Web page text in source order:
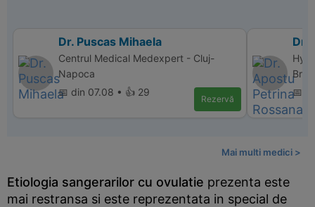
Dr. Puscas Mihaela
Centrul Medical Medexpert - Cluj-
Napoca
📅 din 07.08 • 👍 29
Rezervă
Dr.
📅
Mai multi medici >
Etiologia sangerarilor cu ovulatie prezenta este
mai restransa si este reprezentata in special de